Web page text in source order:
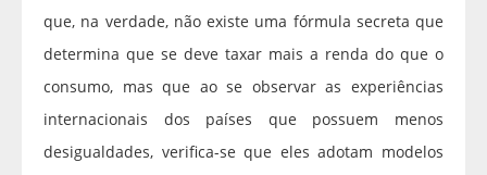
que, na verdade, não existe uma fórmula secreta que
determina que se deve taxar mais a renda do que o
consumo, mas que ao se observar as experiências
internacionais dos países que possuem menos
desigualdades, verifica-se que eles adotam modelos